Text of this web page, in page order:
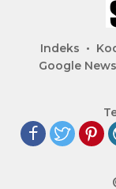
Indeks
Google News